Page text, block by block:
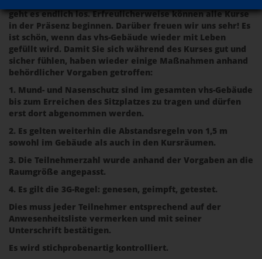
geht es endlich los. Erfreulicherweise können alle Kurse
in der Präsenz beginnen. Darüber freuen wir uns sehr! Es
ist schön, wenn das vhs-Gebäude wieder mit Leben
gefüllt wird. Damit Sie sich während des Kurses gut und
sicher fühlen, haben wieder einige Maßnahmen anhand
behördlicher Vorgaben getroffen:
1. Mund- und Nasenschutz sind im gesamten vhs-Gebäude
bis zum Erreichen des Sitzplatzes zu tragen und dürfen
erst dort abgenommen werden.
2. Es gelten weiterhin die Abstandsregeln von 1,5 m
sowohl im Gebäude als auch in den Kursräumen.
3. Die Teilnehmerzahl wurde anhand der Vorgaben an die
Raumgröße angepasst.
4. Es gilt die 3G-Regel: genesen, geimpft, getestet.
Dies muss jeder Teilnehmer entsprechend auf der
Anwesenheitsliste vermerken und mit seiner
Unterschrift bestätigen.
Es wird stichprobenartig kontrolliert.